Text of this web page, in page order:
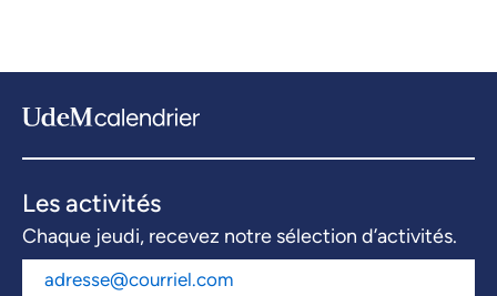
Les activités
Chaque jeudi, recevez notre sélection d’activités.